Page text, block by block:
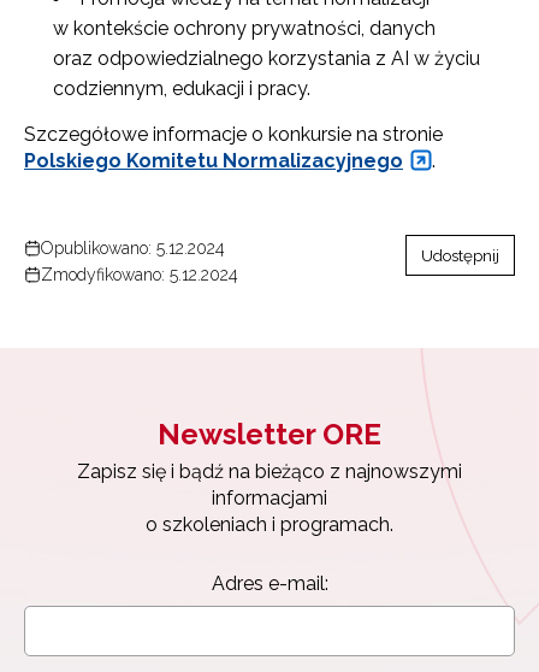
w kontekście ochrony prywatności, danych
oraz odpowiedzialnego korzystania z AI w życiu
codziennym, edukacji i pracy.
Szczegółowe informacje o konkursie na stronie
Polskiego Komitetu Normalizacyjnego
.
Opublikowano: 5.12.2024
Zmodyfikowano: 5.12.2024
Udostępnij
Newsletter ORE
Zapisz się i bądź na bieżąco z najnowszymi
informacjami
o szkoleniach i programach.
Adres e-mail:
Zapisz się i bądź na bieżąco z najnowszymi
informacjami
Wyrażam zgodę na przetwarzanie moich danych
Zapisuję się